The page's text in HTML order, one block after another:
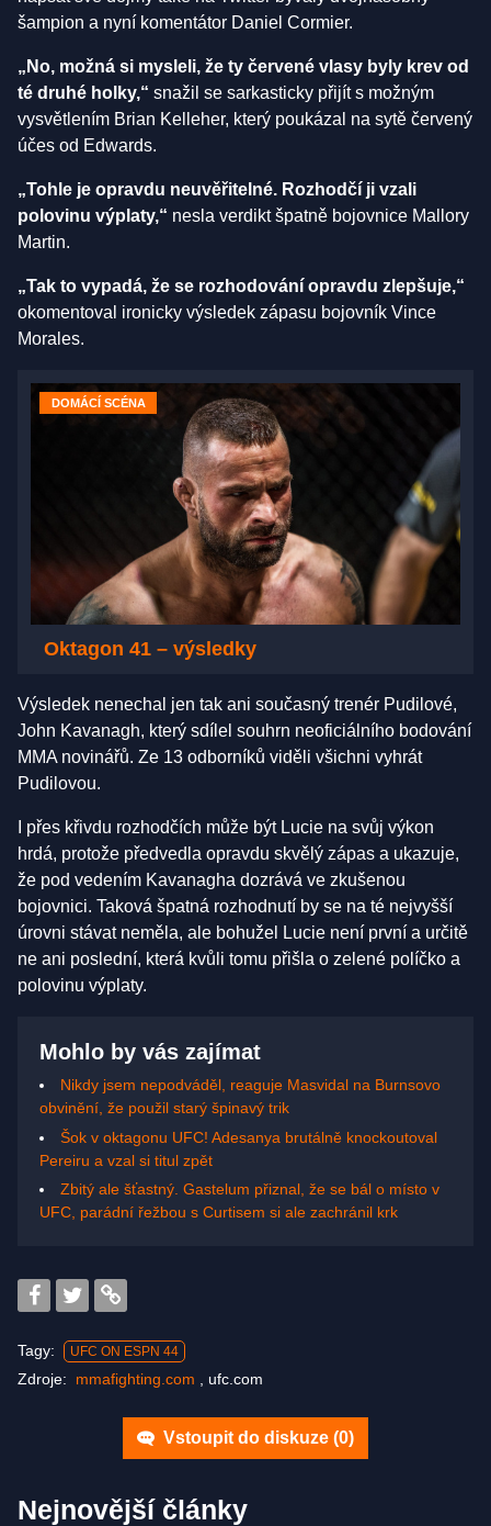
šampion a nyní komentátor Daniel Cormier.
„No, možná si mysleli, že ty červené vlasy byly krev od
té druhé holky,“ snažil se sarkasticky přijít s možným
vysvětlením Brian Kelleher, který poukázal na sytě červený
účes od Edwards.
„Tohle je opravdu neuvěřitelné. Rozhodčí ji vzali
polovinu výplaty,“ nesla verdikt špatně bojovnice Mallory
Martin.
„Tak to vypadá, že se rozhodování opravdu zlepšuje,“
okomentoval ironicky výsledek zápasu bojovník Vince
Morales.
DOMÁCÍ SCÉNA
Oktagon 41 – výsledky
Výsledek nenechal jen tak ani současný trenér Pudilové,
John Kavanagh, který sdílel souhrn neoficiálního bodování
MMA novinářů. Ze 13 odborníků viděli všichni vyhrát
Pudilovou.
I přes křivdu rozhodčích může být Lucie na svůj výkon
hrdá, protože předvedla opravdu skvělý zápas a ukazuje,
že pod vedením Kavanagha dozrává ve zkušenou
bojovnici. Taková špatná rozhodnutí by se na té nejvyšší
úrovni stávat neměla, ale bohužel Lucie není první a určitě
ne ani poslední, která kvůli tomu přišla o zelené políčko a
polovinu výplaty.
Mohlo by vás zajímat
Nikdy jsem nepodváděl, reaguje Masvidal na Burnsovo
obvinění, že použil starý špinavý trik
Šok v oktagonu UFC! Adesanya brutálně knockoutoval
Pereiru a vzal si titul zpět
Zbitý ale šťastný. Gastelum přiznal, že se bál o místo v
UFC, parádní řežbou s Curtisem si ale zachránil krk
Tagy: UFC ON ESPN 44
Zdroje: mmafighting.com , ufc.com
Vstoupit do diskuze (0)
Nejnovější články